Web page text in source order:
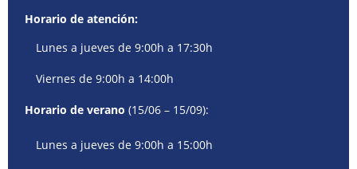
Horario de atención:
Lunes a jueves de 9:00h a 17:30h
Viernes de 9:00h a 14:00h
Horario de verano (15/06 – 15/09):
Lunes a jueves de 9:00h a 15:00h